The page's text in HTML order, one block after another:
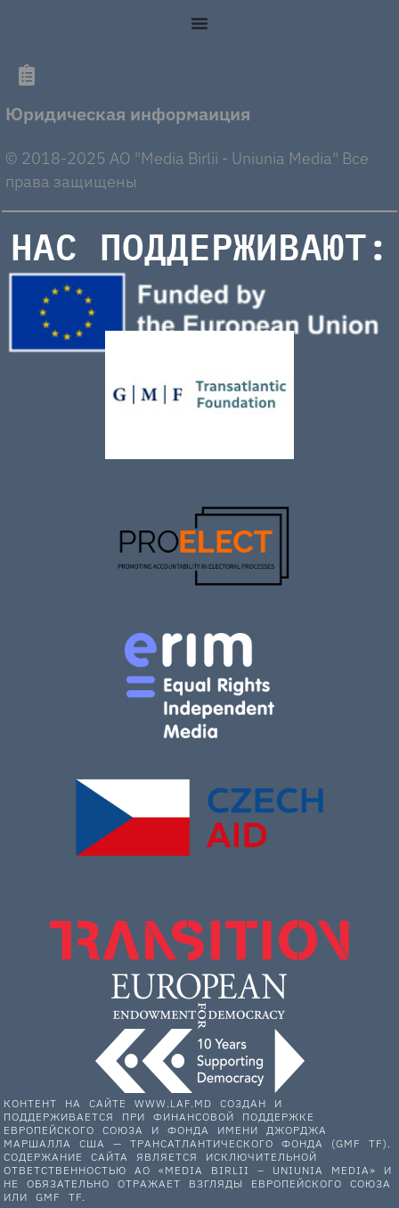
Юридическая информаиция
© 2018-2025 AO "Media Birlii - Uniunia Media" Все
права защищены
НАС ПОДДЕРЖИВАЮТ:
КОНТЕНТ НА САЙТЕ WWW.LAF.MD СОЗДАН И
ПОДДЕРЖИВАЕТСЯ ПРИ ФИНАНСОВОЙ ПОДДЕРЖКЕ
ЕВРОПЕЙСКОГО СОЮЗА И ФОНДА ИМЕНИ ДЖОРДЖА
МАРШАЛЛА США — ТРАНСАТЛАНТИЧЕСКОГО ФОНДА (GMF TF).
СОДЕРЖАНИЕ САЙТА ЯВЛЯЕТСЯ ИСКЛЮЧИТЕЛЬНОЙ
ОТВЕТСТВЕННОСТЬЮ АО «MEDIA BIRLII – UNIUNIA MEDIA» И
НЕ ОБЯЗАТЕЛЬНО ОТРАЖАЕТ ВЗГЛЯДЫ ЕВРОПЕЙСКОГО СОЮЗА
ИЛИ GMF TF.